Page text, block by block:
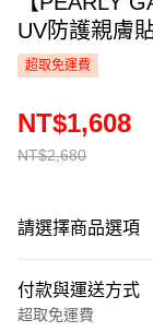
UV防護親膚
超取免運費
NT$2,680
NT$1,608
請選擇商品選項
付款與運送方式
超取免運費